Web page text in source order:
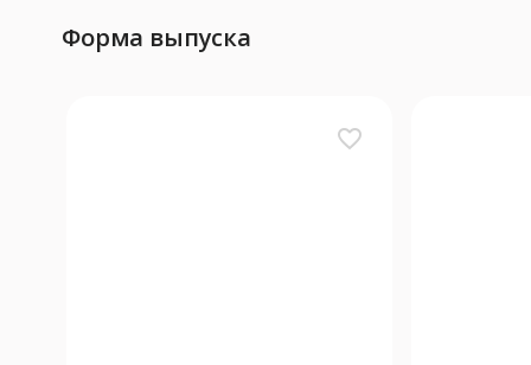
Форма выпуска
favorite_border